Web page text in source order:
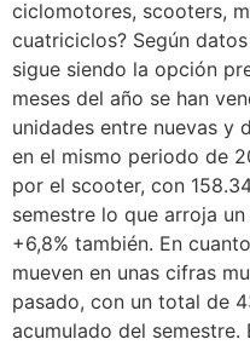
ciclomotores, scooters,
cuatriciclos? Según
sigue siendo la opción
meses del año se han
unidades entre nuevas y
en el mismo periodo de
por el scooter, con
semestre lo que arroja
+6,8% también. En
mueven en unas cifras
pasado, con un total de
acumulado del